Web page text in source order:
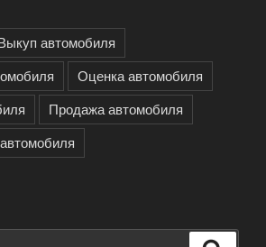
автомобиля
Оценка автомобиля
Продажа автомобиля